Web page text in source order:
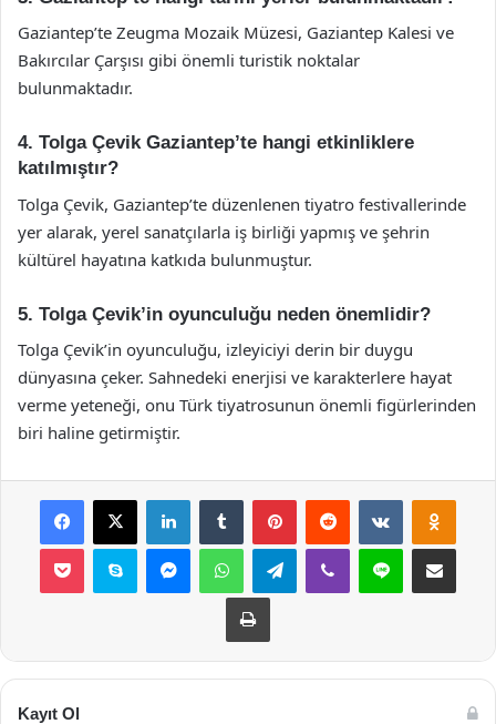
Gaziantep’te Zeugma Mozaik Müzesi, Gaziantep Kalesi ve
Bakırcılar Çarşısı gibi önemli turistik noktalar
bulunmaktadır.
4. Tolga Çevik Gaziantep’te hangi etkinliklere
katılmıştır?
Tolga Çevik, Gaziantep’te düzenlenen tiyatro festivallerinde
yer alarak, yerel sanatçılarla iş birliği yapmış ve şehrin
kültürel hayatına katkıda bulunmuştur.
5. Tolga Çevik’in oyunculuğu neden önemlidir?
Tolga Çevik’in oyunculuğu, izleyiciyi derin bir duygu
dünyasına çeker. Sahnedeki enerjisi ve karakterlere hayat
verme yeteneği, onu Türk tiyatrosunun önemli figürlerinden
biri haline getirmiştir.
Facebook
X LinkedInTumblr PinterestReddit VKontakte
Pocket Skype MessengerWhatsAppTelegramViber Line E-Posta ile
Yazdır
Kayıt Ol